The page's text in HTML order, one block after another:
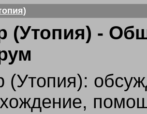
(Утопия) -
(Утопия):